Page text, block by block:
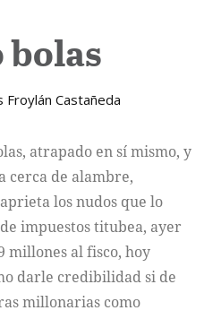
bolas
Froylán Castañeda
atrapado en sí mismo, y
cerca de alambre,
los nudos que lo
impuestos titubea, ayer
millones al fisco, hoy
darle credibilidad si de
millonarias como